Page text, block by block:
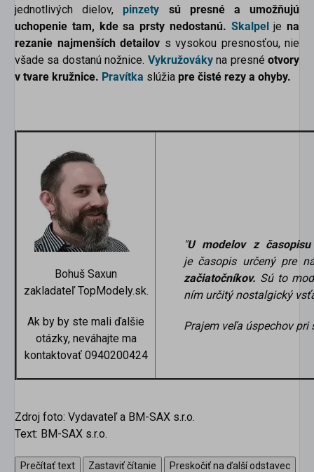
jednotlivých dielov, pinzety sú presné a umožňujú
uchopenie tam, kde sa prsty nedostanú. Skalpelje na
rezanie najmenších detailov s vysokou presnosťou, nie
všade sa dostanú nožnice. Vykružováky na presnéotvory
v tvare kružnice. Pravítka slúžia pre čisté rezy a ohyby.
Bohuš Saxun
zakladateľ TopModely.sk.
Ak by by ste mali ďalšie
otázky, neváhajte ma
kontaktovať 0940200424
"U modelov z
je časopis určený pre
začiatočníkov. Sú to
ním určitý nostalgický
Prajem veľa úspechov pri
Zdroj foto: Vydavateľ a BM-SAX s.r.o.
Text: BM-SAX s.r.o.
Prečítať text Zastaviť čítanie Preskočiť na ďalší odstavec